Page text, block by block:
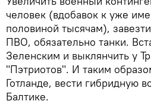
человек (вдобавок к уже
половиной тысячам),
ПВО, обязательно танки.
Зеленским и выклянчить у
"Пэтриотов". И таким
Готланде, вести гибридную
Балтике.